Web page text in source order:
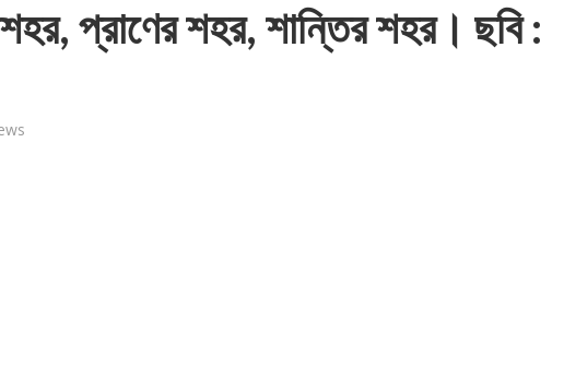
প্রাণের শহর, শান্তির শহর। ছবি :